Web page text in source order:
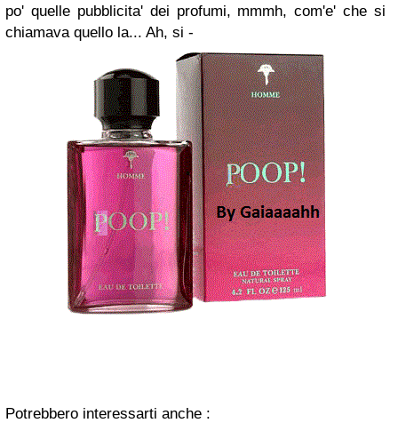
po' quelle pubblicita' dei profumi, mmmh, com'e' che si
chiamava quello la... Ah, si -
Potrebbero interessarti anche :